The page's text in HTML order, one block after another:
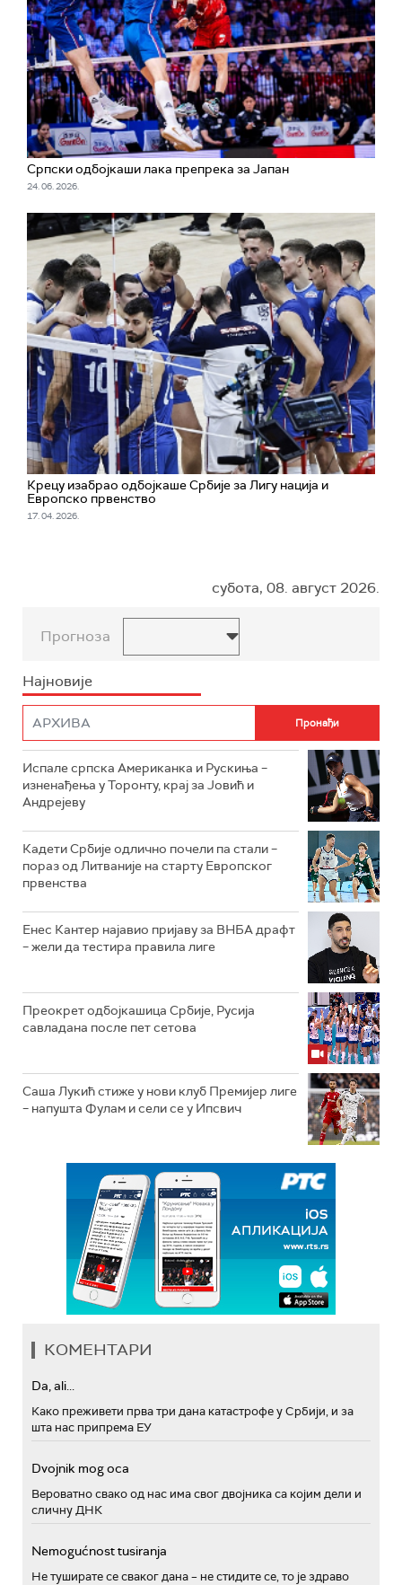
Српски одбојкаши лака препрека за Јапан
24. 06. 2026.
Крецу изабрао одбојкаше Србије за Лигу нација и
Европско првенство
17. 04. 2026.
субота, 08. август 2026.
Прогноза
Најновије
Испале српска Американка и Рускиња –
изненађења у Торонту, крај за Јовић и
Андрејеву
Кадети Србије одлично почели па стали –
пораз од Литваније на старту Европског
првенства
Енес Кантер најавио пријаву за ВНБА драфт
– жели да тестира правила лиге
Преокрет одбојкашица Србије, Русија
савладана после пет сетова
Саша Лукић стиже у нови клуб Премијер лиге
– напушта Фулам и сели се у Ипсвич
КОМЕНТАРИ
Da, ali...
Како преживети прва три дана катастрофе у Србији, и за
шта нас припрема ЕУ
Dvojnik mog oca
Вероватно свако од нас има свог двојника са којим дели и
сличну ДНК
Nemogućnost tusiranja
Не туширате се сваког дана – не стидите се, то је здраво